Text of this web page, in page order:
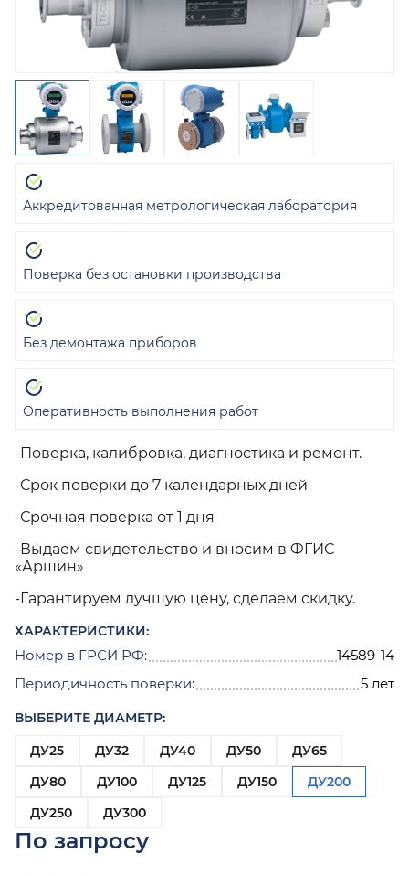
-Поверка, калибровка, диагностика и ремонт.
-Срок поверки до 7 календарных дней
-Срочная поверка от 1 дня
-Выдаем свидетельство и вносим в ФГИС
«Аршин»
-Гарантируем лучшую цену, сделаем скидку.
ХАРАКТЕРИСТИКИ:
Номер в ГРСИ РФ:
14589-14
Периодичность поверки:
5 лет
ВЫБЕРИТЕ ДИАМЕТР:
ДУ25
ДУ32 ДУ40 ДУ50
ДУ65
ДУ80
ДУ100 ДУ125 ДУ150
ДУ200
ДУ250
ДУ300
По запросу
Аккредитованная метрологическая лаборатория
Поверка без остановки производства
Без демонтажа приборов
Оперативность выполнения работ